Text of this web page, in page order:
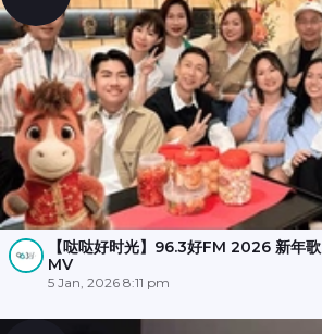
【哒哒好时光】96.3好FM 2026 新年歌 2026 CNY Official
MV
5 Jan, 2026 8:11 pm